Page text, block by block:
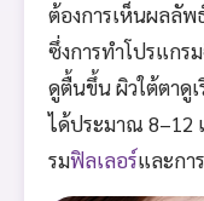
ต้องการเห็นผลลั
ซึ่งการทำโปรแกร
ดูตื้นขึ้น ผิวใต้ตาดู
ได้ประมาณ 8–12
รมฟิลเลอร์และกา